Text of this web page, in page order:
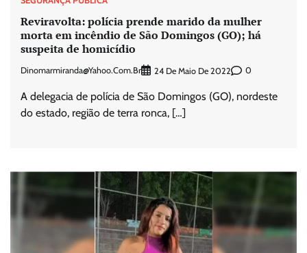
Reviravolta: polícia prende marido da mulher
morta em incêndio de São Domingos (GO); há
suspeita de homicídio
Dinomarmiranda@yahoo.com.br 24 De Maio De 2022 0
A delegacia de polícia de São Domingos (GO), nordeste
do estado, região de terra ronca, […]